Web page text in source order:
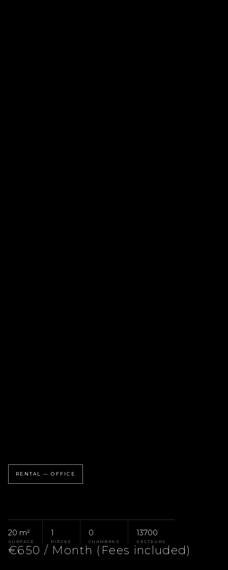
RENTAL — OFFICE
20 m²
SURFACE
1
PIÈCES
0
CHAMBRES
13700
SECTEURS
€650 / Month (Fees included)